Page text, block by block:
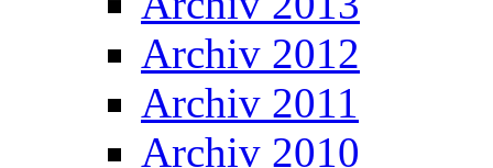
Archiv 2012
Archiv 2011
Archiv 2010